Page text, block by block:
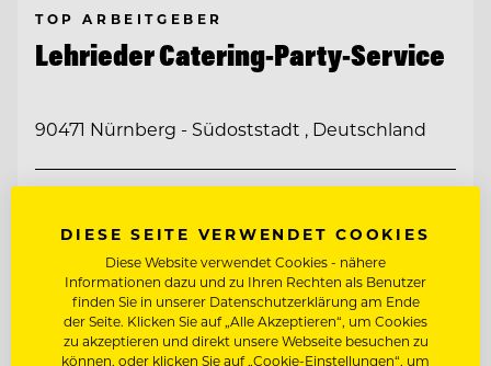
TOP ARBEITGEBER
Lehrieder Catering-Party-Service
90471 Nürnberg - Südoststadt , Deutschland
CHEF DE PARTIE / KOCH (M/W/D)
Entdecke alle Jobs
DIESE SEITE VERWENDET COOKIES
Diese Website verwendet Cookies - nähere
Informationen dazu und zu Ihren Rechten als Benutzer
finden Sie in unserer Datenschutzerklärung am Ende
der Seite. Klicken Sie auf „Alle Akzeptieren“, um Cookies
zu akzeptieren und direkt unsere Webseite besuchen zu
können, oder klicken Sie auf „Cookie-Einstellungen“, um